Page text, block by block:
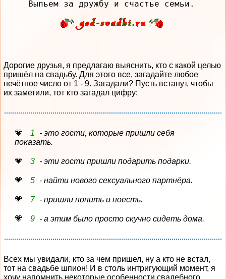
Дорогие друзья, я предлагаю выяснить, кто с какой целью
пришёл на свадьбу. Для этого все, загадайте любое
нечётное число от 1 - 9. Загадали? Пусть встанут, чтобы
их заметили, тот кто загадал цифру:
1
- это гости, которые пришли себя
показать.
3 - эти гости пришли подарить подарки.
5 - найти нового сексуального партнёра.
7 - пришли попить и поесть.
9 - а этим было просто скучно сидеть дома.
Всех мы увидали, кто за чем пришел, ну а кто не встал,
тот на свадьбе шпион! И в столь интригующий момент, я